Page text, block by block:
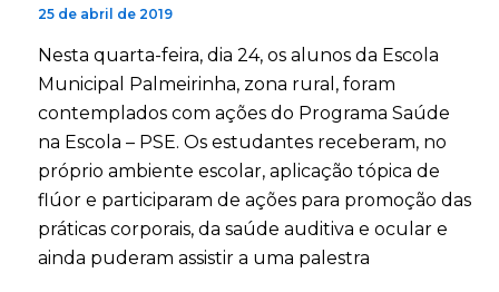
25 de abril de 2019
Nesta quarta-feira, dia 24, os alunos da Escola
Municipal Palmeirinha, zona rural, foram
contemplados com ações do Programa Saúde
na Escola – PSE. Os estudantes receberam, no
próprio ambiente escolar, aplicação tópica de
flúor e participaram de ações para promoção das
práticas corporais, da saúde auditiva e ocular e
ainda puderam assistir a uma palestra